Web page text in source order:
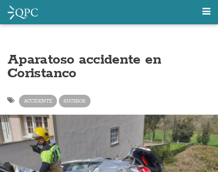
Aparatoso accidente en
Coristanco
ACCIDENTE SUCESOS